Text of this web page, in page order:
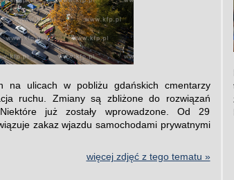
na ulicach w pobliżu gdańskich cmentarzy
ruchu. Zmiany są zbliżone do rozwiązań
już zostały wprowadzone. Od 29
zakaz wjazdu samochodami prywatnymi
więcej zdjęć z tego tematu »